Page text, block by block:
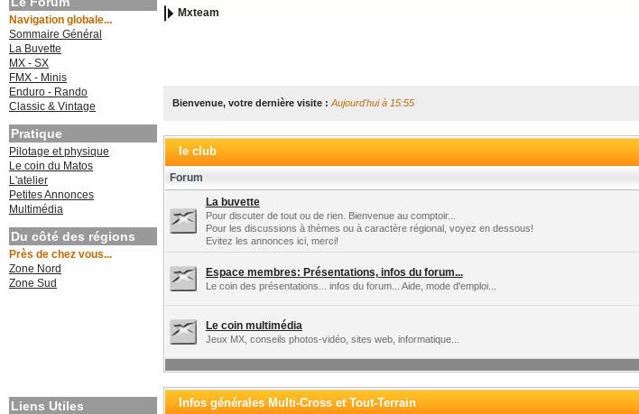
Navigation globale...
Sommaire Général
La Buvette
MX - SX
FMX - Minis
Enduro - Rando
Classic & Vintage
Pratique
Pilotage et physique
Le coin du Matos
L'atelier
Petites Annonces
Multimédia
Du côté des régions
Près de chez vous...
Zone Nord
Zone Sud
Liens Utiles
Mxteam
Bienvenue, votre dernière visite : Aujourd'hui à 15:55
le club
Forum
La buvette
Pour discuter de tout ou de rien. Bienvenue au comptoir...
Pour les discussions à thèmes ou à caractère régional, voyez en dessous!
Evitez les annonces ici, merci!
Espace membres: Présentations, infos du forum...
Le coin des présentations... infos du forum... Aide, mode d'emploi...
Le coin multimédia
Jeux MX, conseils photos-vidéo, sites web, informatique...
Infos générales Multi-Cross et Tout-Terrain